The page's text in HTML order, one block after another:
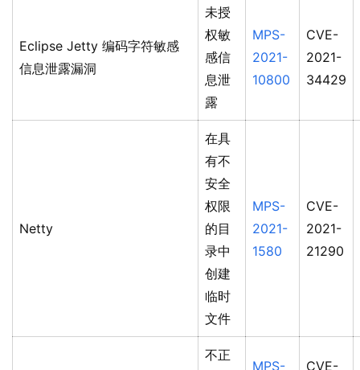
Eclipse Jetty 编码字符敏感
信息泄露漏洞
未授
权敏
感信
息泄
露
MPS-
2021-
10800
CVE-
2021-
34429
Netty
在具
有不
安全
权限
的目
录中
创建
临时
文件
MPS-
2021-
1580
CVE-
2021-
21290
不正
MPS- CVE-